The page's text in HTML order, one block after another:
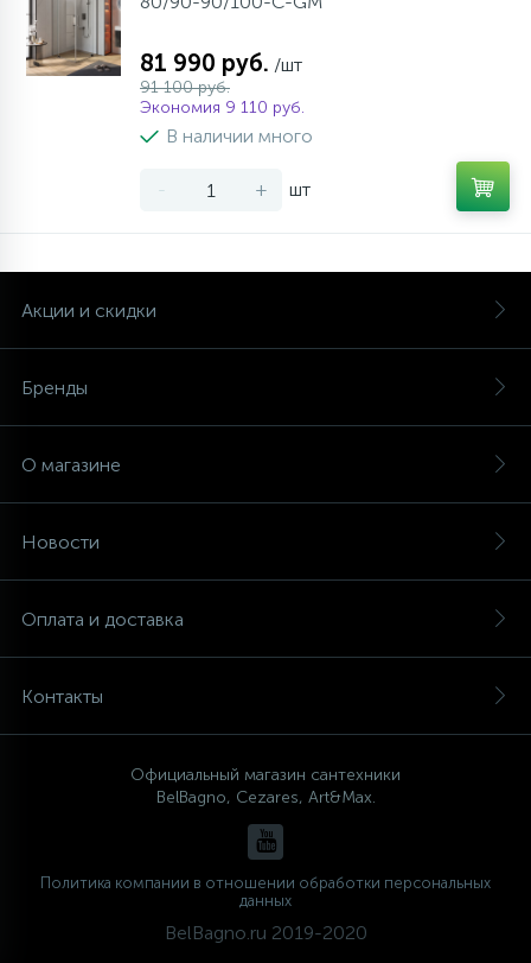
81 990 руб. /шт
91 100 руб.
Экономия 9 110 руб.
В наличии много
- + шт
Акции и скидки
Бренды
О магазине
Новости
Оплата и доставка
Контакты
Официальный магазин сантехники
BelBagno, Cezares, Art&Max.
Политика компании в отношении обработки персональных
данных
BelBagno.ru 2019-2020